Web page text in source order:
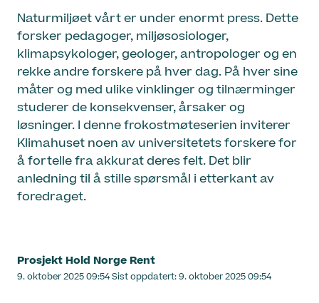
Naturmiljøet vårt er under enormt press. Dette
forsker pedagoger, miljøsosiologer,
klimapsykologer, geologer, antropologer og en
rekke andre forskere på hver dag. På hver sine
måter og med ulike vinklinger og tilnærminger
studerer de konsekvenser, årsaker og
løsninger. I denne frokostmøteserien inviterer
Klimahuset noen av universitetets forskere for
å fortelle fra akkurat deres felt. Det blir
anledning til å stille spørsmål i etterkant av
foredraget.
Prosjekt Hold Norge Rent
Lagt
9. oktober 2025 09:54Sist oppdatert:9. oktober 2025 09:54